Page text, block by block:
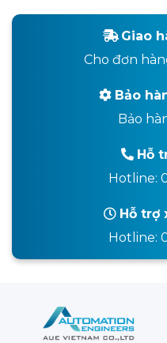
Giao
Cho đơn
Bảo
Bảo
Hỗ
Hotline:
Hỗ trợ
Hotline: